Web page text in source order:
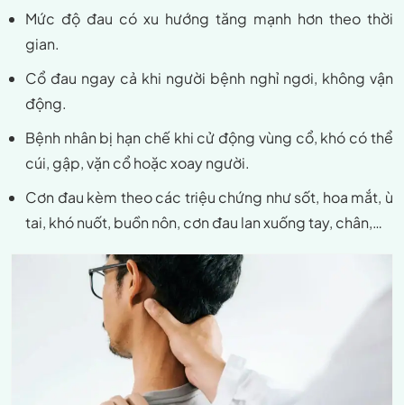
Mức độ đau có xu hướng tăng mạnh hơn theo thời
gian.
Cổ đau ngay cả khi người bệnh nghỉ ngơi, không vận
động.
Bệnh nhân bị hạn chế khi cử động vùng cổ, khó có thể
cúi, gập, vặn cổ hoặc xoay người.
Cơn đau kèm theo các triệu chứng như sốt, hoa mắt, ù
tai, khó nuốt, buồn nôn, cơn đau lan xuống tay, chân,…